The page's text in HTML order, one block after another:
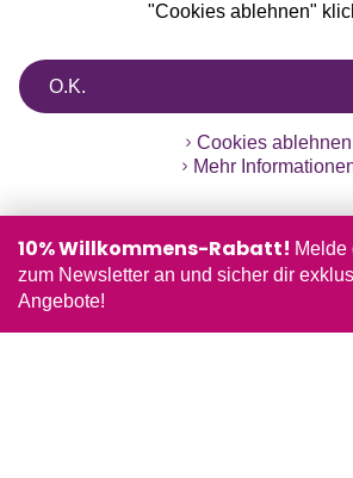
"Cookies ablehnen"
O.K.
Cookies ablehnen
Mehr
10% Willkommens-Rabatt! Melde
zum Newsletter an und sicher dir
Angebote!